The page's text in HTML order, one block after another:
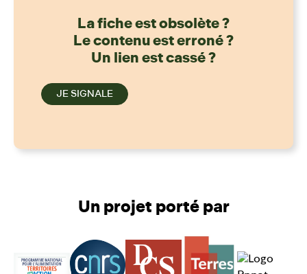
La fiche est obsolète ?
Le contenu est erroné ?
Un lien est cassé ?
JE SIGNALE
Un projet porté par